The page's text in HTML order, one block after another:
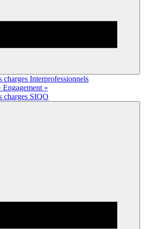
charges Interprofessionnels
»
charges SIQO